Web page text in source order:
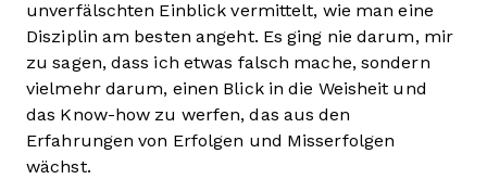
unverfälschten Einblick vermittelt, wie man eine
Disziplin am besten angeht. Es ging nie darum, mir
zu sagen, dass ich etwas falsch mache, sondern
vielmehr darum, einen Blick in die Weisheit und
das Know-how zu werfen, das aus den
Erfahrungen von Erfolgen und Misserfolgen
wächst.